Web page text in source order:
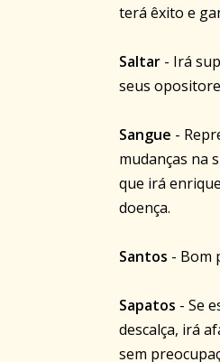
terá êxito e
Saltar - Irá
seus
Sangue -
mudanças na
que irá
doença.
Santos - Bom
Sapatos - Se
descalça, irá
sem